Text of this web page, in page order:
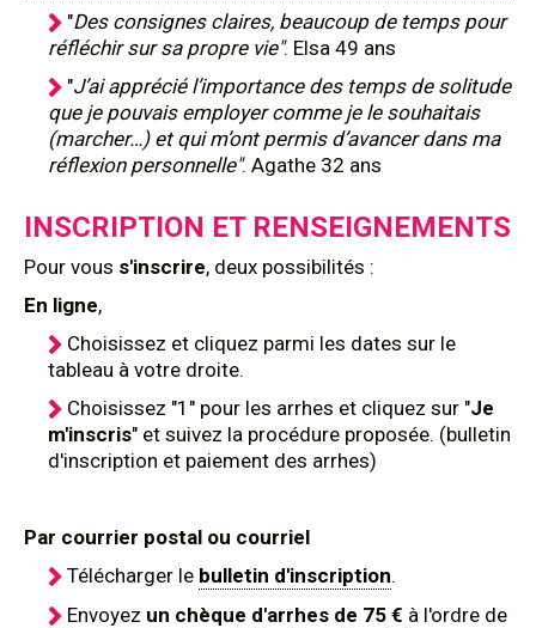
"Des consignes claires, beaucoup de temps pour
réfléchir sur sa propre vie". Elsa 49 ans
"J’ai apprécié l’importance des temps de solitude
que je pouvais employer comme je le souhaitais
(marcher…) et qui m’ont permis d’avancer dans ma
réflexion personnelle". Agathe 32 ans
INSCRIPTION ET RENSEIGNEMENTS
Pour vous s'inscrire, deux possibilités :
En ligne,
Choisissez et cliquez parmi les dates sur le
tableau à votre droite.
Choisissez "1" pour les arrhes et cliquez sur "Je
m'inscris" et suivez la procédure proposée. (bulletin
d'inscription et paiement des arrhes)
Par courrier postal ou courriel
Télécharger le bulletin d'inscription.
Envoyez un chèque d'arrhes de 75 € à l'ordre de